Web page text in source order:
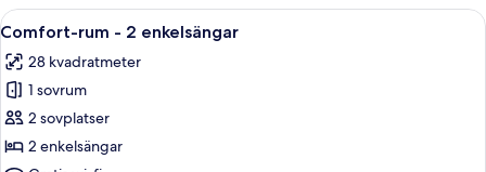
sovrum
balkong
Öppna
alla
foton
för
Comfort-
rum
Ett hotellrum med två sängar, ett
4
Comfort-rum - 2 enkelsängar
28 kvadratmeter
1 sovrum
2 sovplatser
2 enkelsängar